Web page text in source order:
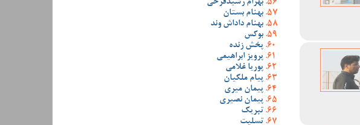
بهرام رشیدفرخی
بهنام بستان
بهنام داداش وند
بوکس
پخش زنده
پرویز ابراهیمی
پوریا غلامی
پیام ملکیان
پیمان میری
پیمان نصیری
تبریک
تسلیت